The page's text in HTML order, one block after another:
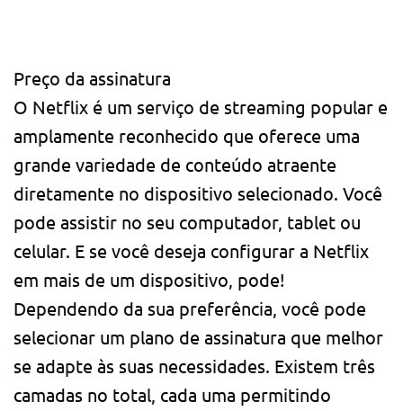
Preço da assinatura
O Netflix é um serviço de streaming popular e
amplamente reconhecido que oferece uma
grande variedade de conteúdo atraente
diretamente no dispositivo selecionado. Você
pode assistir no seu computador, tablet ou
celular. E se você deseja configurar a Netflix
em mais de um dispositivo, pode!
Dependendo da sua preferência, você pode
selecionar um plano de assinatura que melhor
se adapte às suas necessidades. Existem três
camadas no total, cada uma permitindo